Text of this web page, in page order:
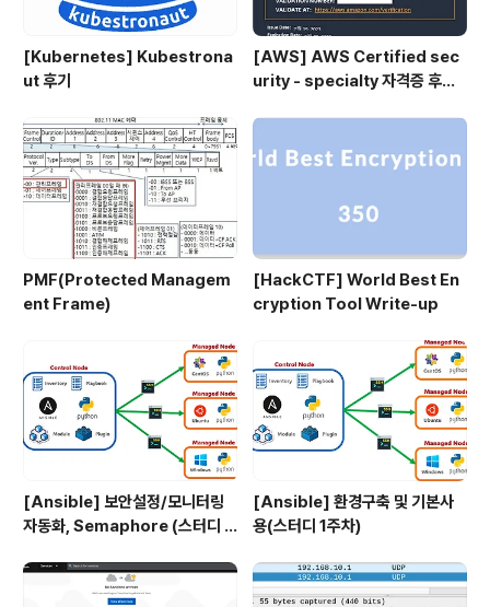
[Kubernetes] Kubestrona
ut 후기
[AWS] AWS Certified sec
urity - specialty 자격증 후기
PMF(Protected Managem
ent Frame)
[HackCTF] World Best En
cryption Tool Write-up
[Ansible] 보안설정/모니터링
자동화, Semaphore (스터디 4
[Ansible] 환경구축 및 기본사
용(스터디 1주차)